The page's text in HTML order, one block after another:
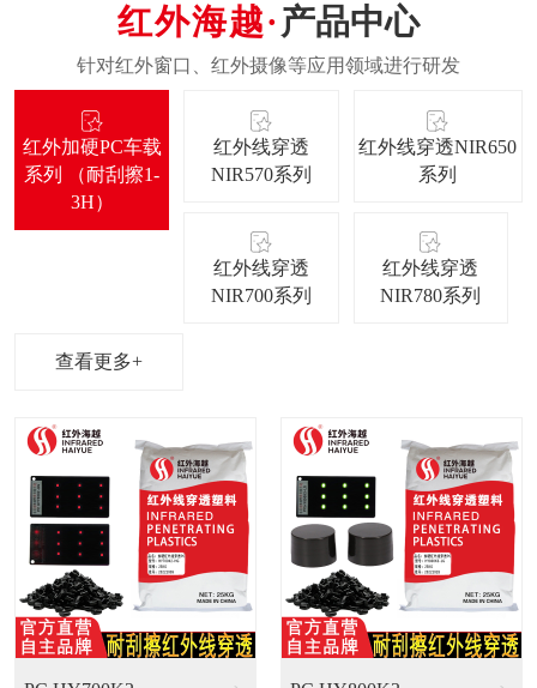
产品中心
红外加硬PC车载
系列 （耐刮擦1-
3H）
红外线穿透
NIR570系列
红外线穿透NIR650
系列
红外线穿透
NIR700系列
红外线穿透
NIR780系列
查看更多+